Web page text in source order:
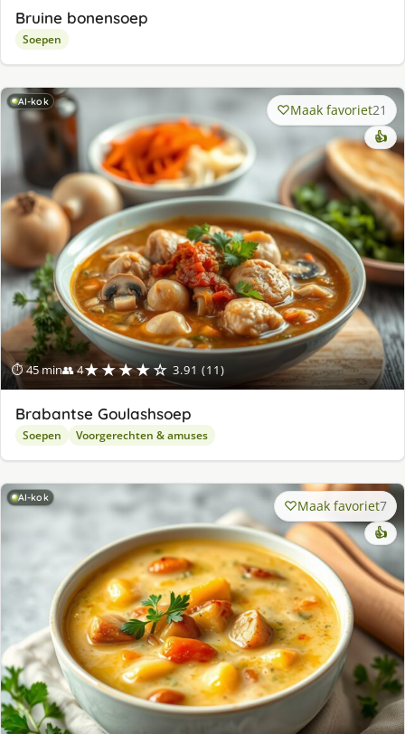
Bruine bonensoep
Soepen
AI-kok
⏱ 45 min👥 4★★★★☆ 3.91 (11)
Maak favoriet21
👍
Brabantse Goulashsoep
Soepen Voorgerechten & amuses
AI-kok Maak favoriet7
👍